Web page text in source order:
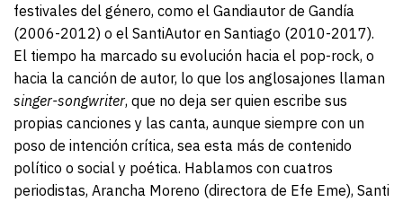
festivales del género, como el Gandiautor de Gandía
(2006-2012) o el SantiAutor en Santiago (2010-2017).
El tiempo ha marcado su evolución hacia el pop-rock, o
hacia la canción de autor, lo que los anglosajones llaman
singer-songwriter, que no deja ser quien escribe sus
propias canciones y las canta, aunque siempre con un
poso de intención crítica, sea esta más de contenido
político o social y poética. Hablamos con cuatros
periodistas, Arancha Moreno (directora de Efe Eme), Santi